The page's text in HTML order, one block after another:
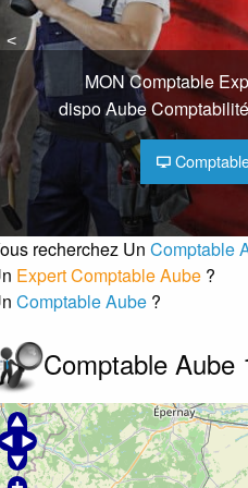
RUE DE LA PAIX
10000Troyes
0325408787
:0325408788
DE
erreur ?
58288038100063
: 800000,00 €
par actions simplifiée
: 24-04-1958
:M Denis GOUAILLE
à 99
des heros de la
<
<
MON Comptable
dispo Aube
recherchez Un Comptable
Expert Comptable Aube ?
Comptable Aube ?
Comptable Aube